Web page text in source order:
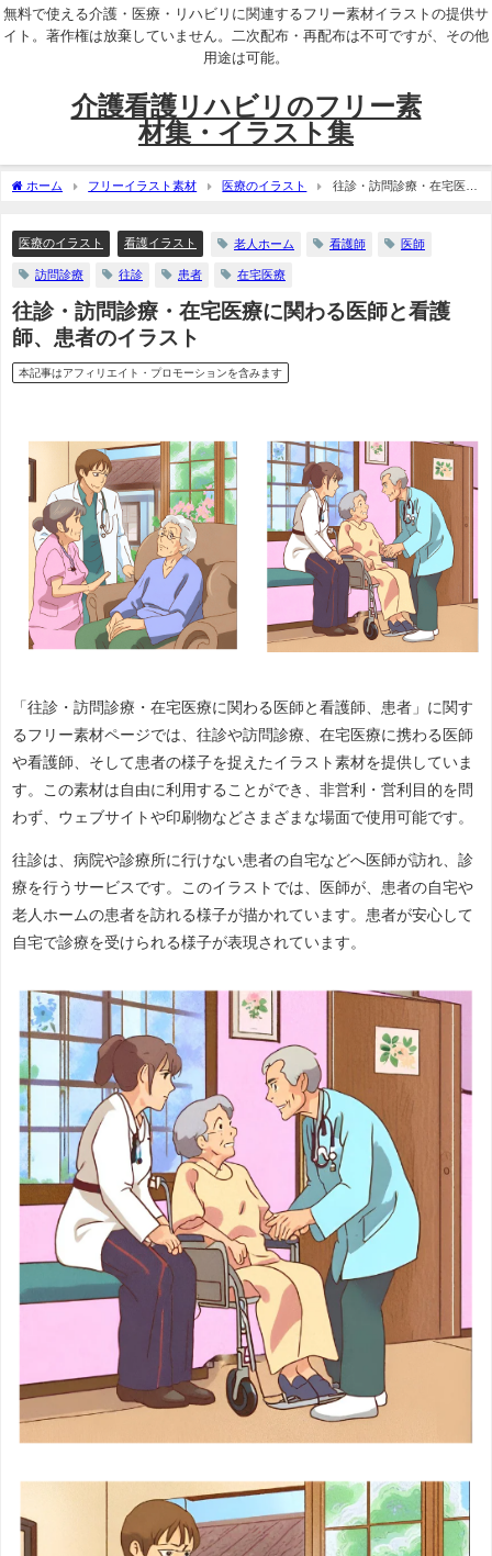
無料で使える介護・医療・リハビリに関連するフリー素材イラストの提供サ
イト。著作権は放棄していません。二次配布・再配布は不可ですが、その他
用途は可能。
介護看護リハビリのフリー素
材集・イラスト集
ホーム フリーイラスト素材 医療のイラスト
往診・訪問診療・在宅医療
医療のイラスト 看護イラスト 老人ホーム 看護師 医師
訪問診療 往診 患者 在宅医療
往診・訪問診療・在宅医療に関わる医師と看護
師、患者のイラスト
本記事はアフィリエイト・プロモーションを含みます
「往診・訪問診療・在宅医療に関わる医師と看護師、患者」に関す
るフリー素材ページでは、往診や訪問診療、在宅医療に携わる医師
や看護師、そして患者の様子を捉えたイラスト素材を提供していま
す。この素材は自由に利用することができ、非営利・営利目的を問
わず、ウェブサイトや印刷物などさまざまな場面で使用可能です。
往診は、病院や診療所に行けない患者の自宅などへ医師が訪れ、診
療を行うサービスです。このイラストでは、医師が、患者の自宅や
老人ホームの患者を訪れる様子が描かれています。患者が安心して
自宅で診療を受けられる様子が表現されています。